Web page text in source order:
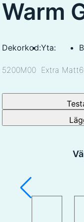
Warm
Dekorkod:
5200M00
Yta:
Extra Matt